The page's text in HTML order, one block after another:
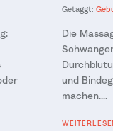
Getaggt:
Die
und
machen....